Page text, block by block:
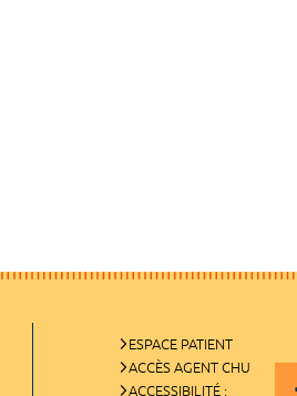
ESPACE PATIENT
ACCÈS AGENT CHU
ACCESSIBILITÉ :